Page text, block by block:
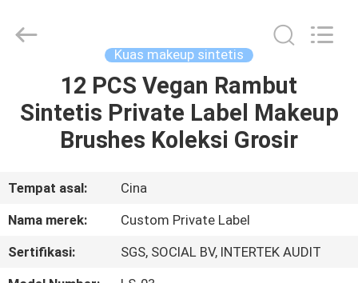
RUMAH
PRODUK
TENTANG
KAMI
TUR
Kuas makeup sintetis
12 PCS Vegan Rambut
Sintetis Private Label Makeup
Brushes Koleksi Grosir
Tempat asal:
Cina
Nama merek:
Custom Private Label
Sertifikasi:
SGS, SOCIAL BV, INTERTEK AUDIT